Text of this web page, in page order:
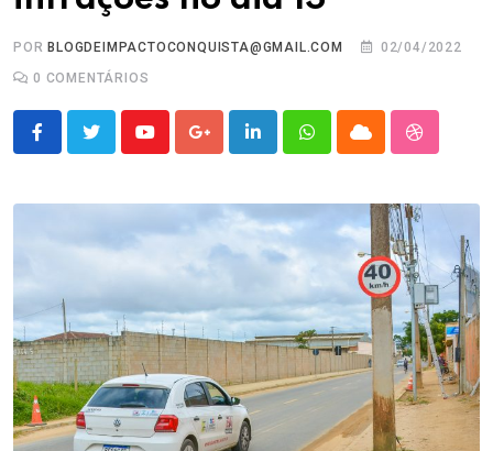
POR BLOGDEIMPACTOCONQUISTA@GMAIL.COM
02/04/2022
0 COMENTÁRIOS
YoutubeGoogle+LinkedInWhatsappCloud